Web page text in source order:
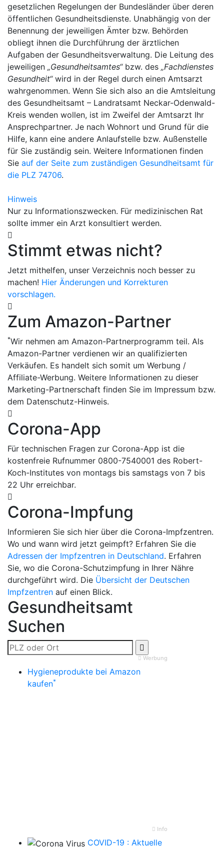
gesetzlichen Regelungen der Bundesländer über deren
öffentlichen Gesundheitsdienste. Unabhängig von der
Benennung der jeweiligen Ämter bzw. Behörden
obliegt ihnen die Durchführung der ärztlichen
Aufgaben der Gesundheitsverwaltung. Die Leitung des
jeweiligen „Gesundheitsamtes“bzw. des „Fachdienstes
Gesundheit“wird in der Regel durch einen Amtsarzt
wahrgenommen. Wenn Sie sich also an die Amtsleitung
des Gesundheitsamt – Landratsamt Neckar-Odenwald-
Kreis wenden wollen, ist im Zweifel der Amtsarzt Ihr
Ansprechpartner. Je nach Wohnort und Grund für die
Hilfe, kann eine andere Anlaufstelle bzw. Außenstelle
für Sie zuständig sein. Weitere Informationen finden
Sie auf der Seite zum zuständigen Gesundheitsamt für
die PLZ 74706.
Hinweis
Nur zu Informationszwecken. Für medizinischen Rat
sollte immer ein Arzt konsultiert werden.
Stimmt etwas nicht?
Jetzt mithelfen, unser Verzeichnis noch besser zu
machen! Hier Änderungen und Korrekturen
vorschlagen.
Zum Amazon-Partner
*Wir nehmen am Amazon-Partnerprogramm teil. Als
Amazon-Partner verdienen wir an qualifizierten
Verkäufen. Es handelt sich somit um Werbung /
Affiliate-Werbung. Weitere Informationen zu dieser
Marketing-Partnerschaft finden Sie im Impressum bzw.
dem Datenschutz-Hinweis.
Corona-App
Für technischen Fragen zur Corona-App ist die
kostenfreie Rufnummer 0800-7540001 des Robert-
Koch-Institutes von montags bis samstags von 7 bis
22 Uhr erreichbar.
Corona-Impfung
Informieren Sie sich hier über die Corona-Impfzentren.
Wo und wann wird jetzt geimpft? Erfahren Sie die
Adressen der Impfzentren in Deutschland. Erfahren
Sie, wo die Corona-Schutzimpfung in Ihrer Nähre
durchgeführt wird. Die Übersicht der Deutschen
Impfzentren auf einen Blick.
Gesundheitsamt
Suchen
Werbung
Hygieneprodukte bei Amazon
kaufen*
Info
COVID-19 : Aktuelle